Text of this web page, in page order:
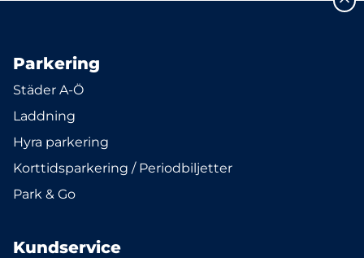
Parkering
Städer A-Ö
Laddning
Hyra parkering
Korttidsparkering / Periodbiljetter
Park & Go
Kundservice